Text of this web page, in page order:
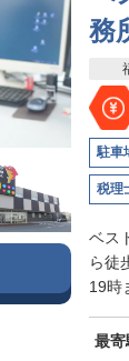
務
駐車
税理
ベス
ら徒
19時
最寄